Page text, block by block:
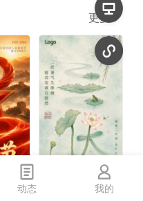
更多
红金风建军节祝福宣传手机海报 中国风三伏天祝福宣传手机海报
动态 我的